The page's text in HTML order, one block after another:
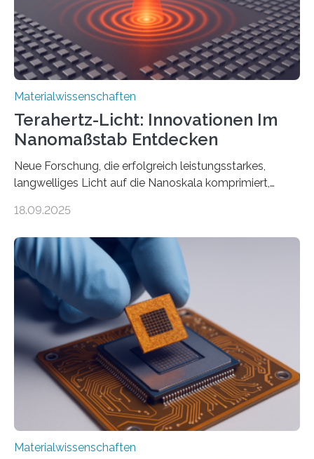
Technologien…
Materialwissenschaften
Terahertz-Licht: Innovationen Im
Nanomaßstab Entdecken
Neue Forschung, die erfolgreich leistungsstarkes,
langwelliges Licht auf die Nanoskala komprimiert,
optoelektronischen Geräten ermöglichen, geleitet von
Forschung, die erfolgreich leistungsstarkes,
langwelliges Licht auf die Nanoskala komprimiert,
könnte Fortschritte in der Terahertz-Optik und bei
optoelektronischen Geräten ermöglichen, geleitet von
Vanderbilt und dem Fritz-Haber-Institut Josh Caldwell,
Professor für Maschinenbau und Direktor des
interdisziplinären Graduiertenprogramms für
Materialwissenschaften an der Vanderbilt University,
und Alexander Paarmann vom Fritz-Haber-Institut
leiteten ein internationales Forschungsprojekt, das…
18.09.2025
Materialwissenschaften